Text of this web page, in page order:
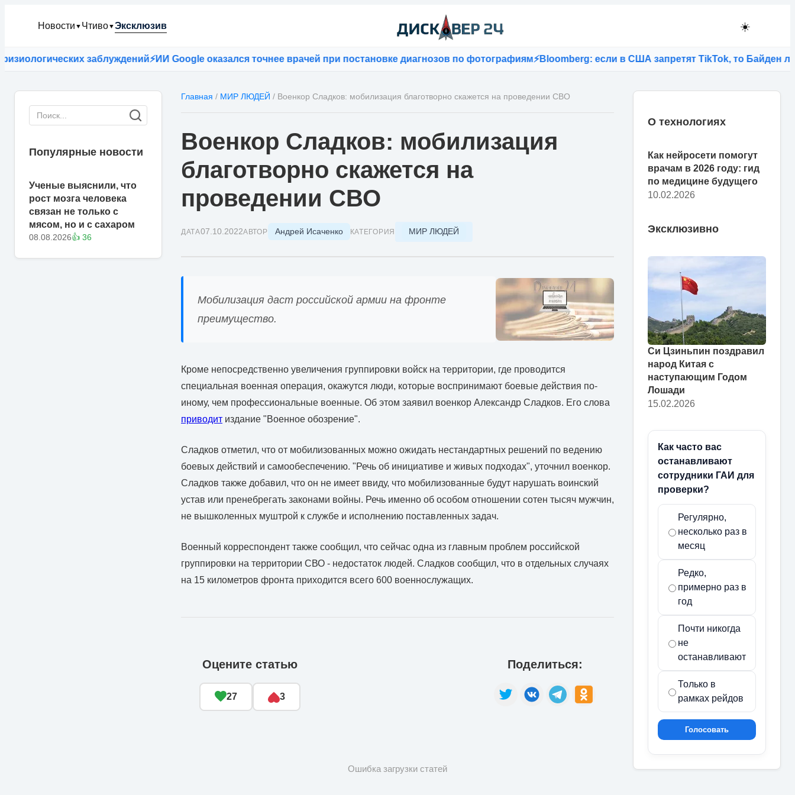
Новости ▼ Чтиво▼Эксклюзив ☀️
заблуждений⚡ИИ Google оказался точнее врачей при постановке диагнозов по фотографиям⚡Bloomberg: если в США запретят TikTok, то Байден
Популярные новости
Ученые выяснили, что
рост мозга человека
связан не только с
мясом, но и с сахаром
08.08.2026👍 36
Главная / МИР ЛЮДЕЙ / Военкор Сладков: мобилизация благотворно скажется на проведении СВО
Военкор Сладков: мобилизация
благотворно скажется на
проведении СВО
ДАТА07.10.2022АВТОР Андрей Исаченко КАТЕГОРИЯ МИР ЛЮДЕЙ
Мобилизация даст российской армии на фронте
преимущество.
Кроме непосредственно увеличения группировки войск на территории, где проводится
специальная военная операция, окажутся люди, которые воспринимают боевые действия по-
иному, чем профессиональные военные. Об этом заявил военкор Александр Сладков. Его слова
приводит издание "Военное обозрение".
Сладков отметил, что от мобилизованных можно ожидать нестандартных решений по ведению
боевых действий и самообеспечению. "Речь об инициативе и живых подходах", уточнил военкор.
Сладков также добавил, что он не имеет ввиду, что мобилизованные будут нарушать воинский
устав или пренебрегать законами войны. Речь именно об особом отношении сотен тысяч мужчин,
не вышколенных муштрой к службе и исполнению поставленных задач.
Военный корреспондент также сообщил, что сейчас одна из главным проблем российской
группировки на территории СВО - недостаток людей. Сладков сообщил, что в отдельных случаях
на 15 километров фронта приходится всего 600 военнослужащих.
Оцените статью
27 3
Поделиться:
Ошибка загрузки статей
О технологиях
Как нейросети помогут
врачам в 2026 году: гид
по медицине будущего
10.02.2026
Эксклюзивно
Си Цзиньпин поздравил
народ Китая с
наступающим Годом
Лошади
15.02.2026
Как часто вас
останавливают
сотрудники ГАИ для
проверки?
Регулярно,
несколько раз в
месяц
Редко,
примерно раз в
год
Почти никогда
не
останавливают
Только в
рамках рейдов
Голосовать